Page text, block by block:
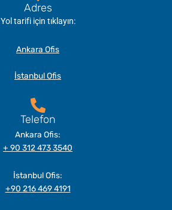
Adres
Yol tarifi için tıklayın:
Ankara Ofis
İstanbul Ofis
Telefon
Ankara Ofis:
+ 90 312 473 3540
İstanbul Ofis:
+90 216 469 4191